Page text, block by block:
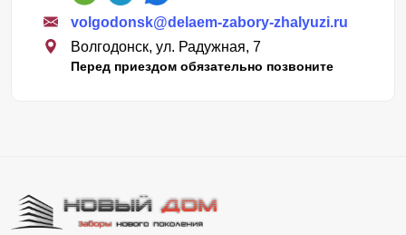
volgodonsk@delaem-zabory-zhalyuzi.ru
Волгодонск, ул. Радужная, 7
Перед приездом обязательно позвоните